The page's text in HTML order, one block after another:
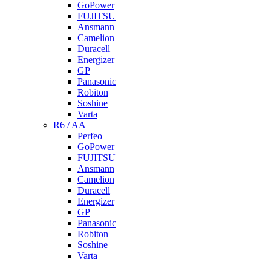
GoPower
FUJITSU
Ansmann
Camelion
Duracell
Energizer
GP
Panasonic
Robiton
Soshine
Varta
R6 / AA
Perfeo
GoPower
FUJITSU
Ansmann
Camelion
Duracell
Energizer
GP
Panasonic
Robiton
Soshine
Varta